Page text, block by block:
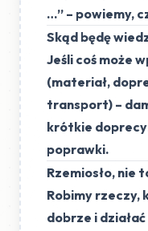
…” – powiemy,
Skąd będę
Jeśli coś może
(materiał,
transport) –
krótkie
poprawki.
Rzemiosło, nie
Robimy rzeczy,
dobrze i